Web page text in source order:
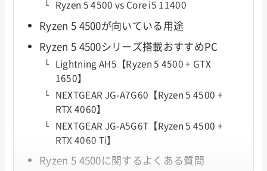
Ryzen 5 4500 vs Core i5 11400
Ryzen 5 4500が向いている用途
Ryzen 5 4500シリーズ搭載おすすめPC
Lightning AH5【Ryzen 5 4500 + GTX
1650】
NEXTGEAR JG-A7G60【Ryzen 5 4500 +
RTX 4060】
NEXTGEAR JG-A5G6T【Ryzen 5 4500 +
RTX 4060 Ti】
Ryzen 5 4500に関するよくある質問